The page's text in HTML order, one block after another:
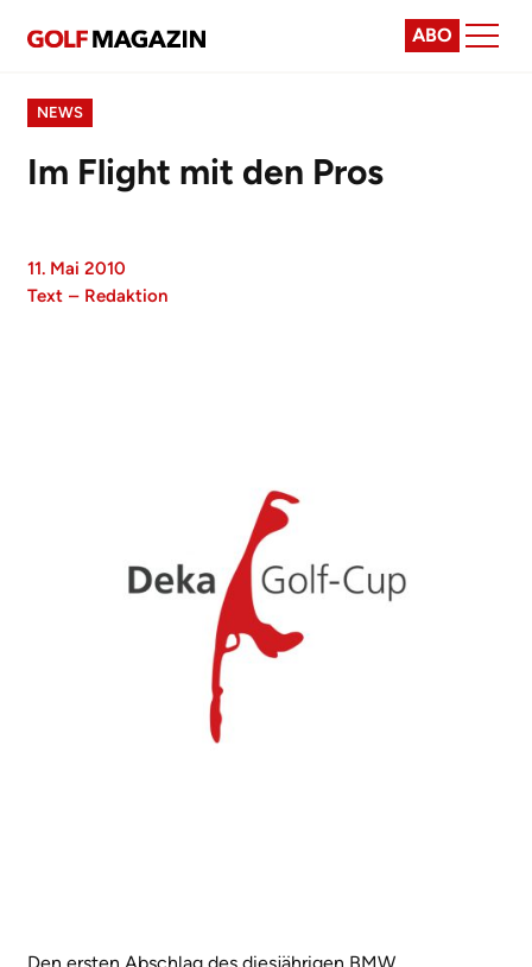
ABO
NEWS
Im Flight mit den Pros
11. Mai 2010
Text – Redaktion